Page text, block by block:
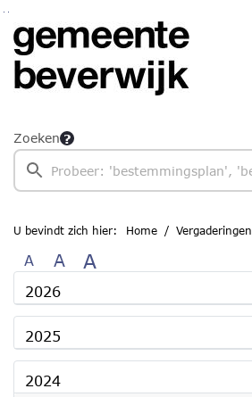
Ga naar de inhoud van deze pagina
Zoeken
U bevindt zich hier: Home Vergaderingen
A A A
2026
2025
2024